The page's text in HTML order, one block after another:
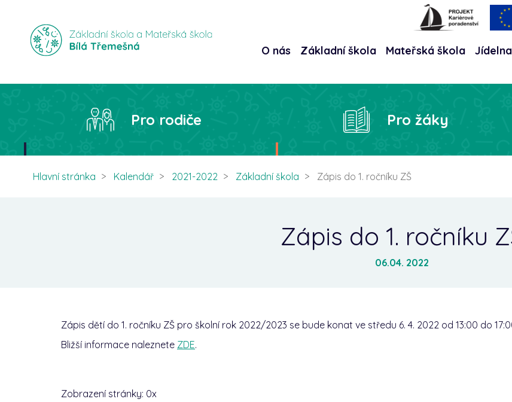
O nás Základní škola Mateřská škola Jídelna
Pro rodiče Pro žáky
Hlavní stránka Kalendář 2021-2022 Základní škola Zápis do 1. ročníku ZŠ
Zápis do 1. ročníku
06.04. 2022
Zápis dětí do 1. ročníku ZŠ pro školní rok 2022/2023 se bude konat ve středu 6. 4. 2022 od 13:00 do
Bližší informace naleznete ZDE.
Zobrazení stránky: 0x